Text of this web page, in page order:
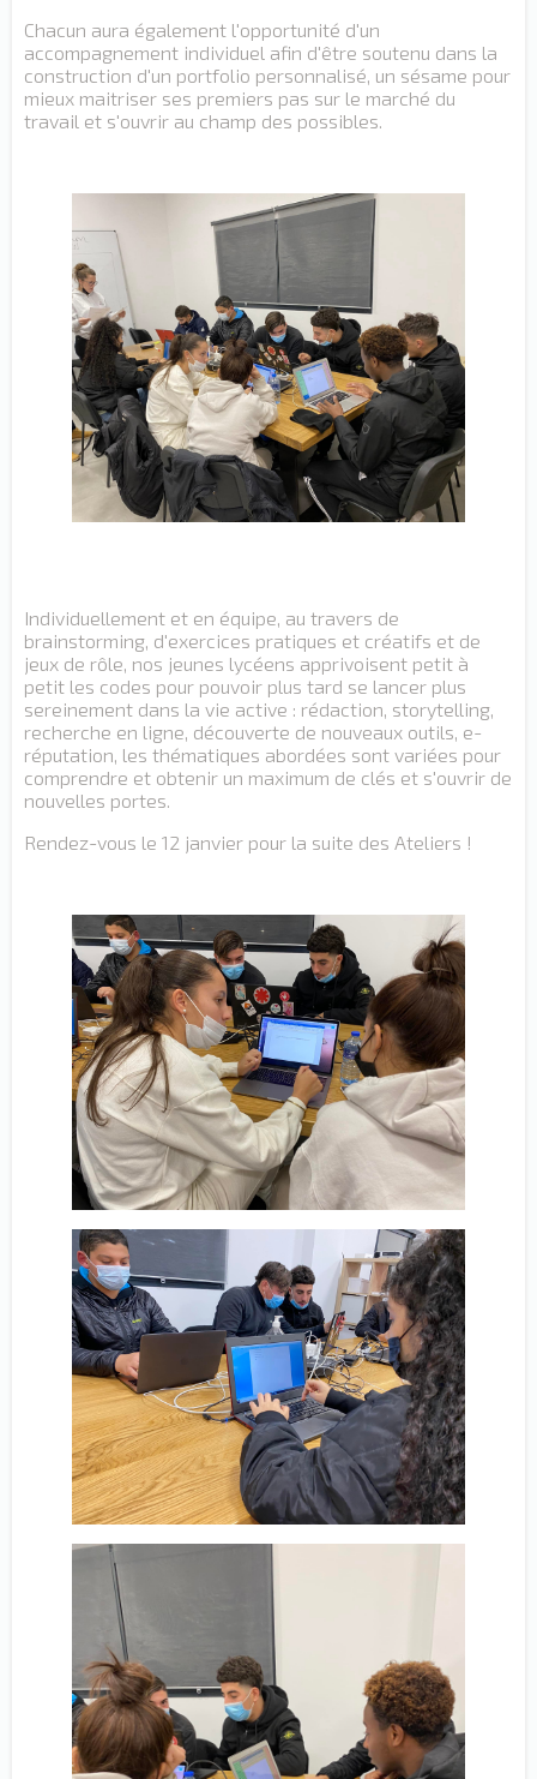
Chacun aura également l'opportunité d'un
accompagnement individuel afin d'être soutenu dans la
construction d'un portfolio personnalisé, un sésame pour
mieux maitriser ses premiers pas sur le marché du
travail et s'ouvrir au champ des possibles.
Individuellement et en équipe, au travers de
brainstorming, d'exercices pratiques et créatifs et de
jeux de rôle, nos jeunes lycéens apprivoisent petit à
petit les codes pour pouvoir plus tard se lancer plus
sereinement dans la vie active : rédaction, storytelling,
recherche en ligne, découverte de nouveaux outils, e-
réputation, les thématiques abordées sont variées pour
comprendre et obtenir un maximum de clés et s'ouvrir de
nouvelles portes.
Rendez-vous le 12 janvier pour la suite des Ateliers !